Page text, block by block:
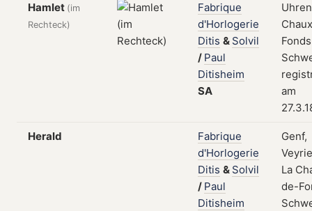
Hamlet (im
Rechteck)
Fabrique
d'Horlogerie
Ditis & Solvil
/ Paul
Ditisheim
SA
am
Herald
Fabrique
d'Horlogerie
Ditis & Solvil
/ Paul
Ditisheim
Genf,
La
de-